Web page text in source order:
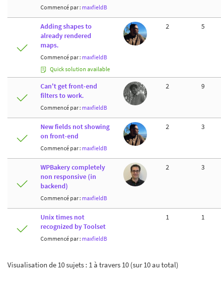
Commencé par : maxfieldB
Adding shapes to
already rendered
maps.
Commencé par : maxfieldB
Quick solution available
2 5
Can't get front-end
filters to work.
Commencé par : maxfieldB
2 9
New fields not showing
on front-end
Commencé par : maxfieldB
2 3
WPBakery completely
non responsive (in
backend)
Commencé par : maxfieldB
2 3
Unix times not
recognized by Toolset
Commencé par : maxfieldB
1 1
Visualisation de 10 sujets : 1 à travers 10 (sur 10 au total)